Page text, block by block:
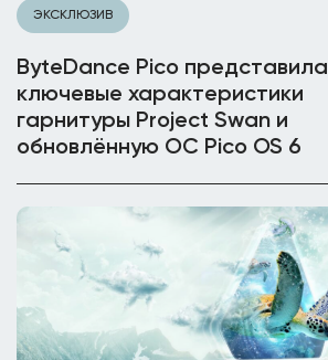
ЭКСКЛЮЗИВ
ByteDance Pico представила
ключевые характеристики
гарнитуры Project Swan и
обновлённую ОС Pico OS 6